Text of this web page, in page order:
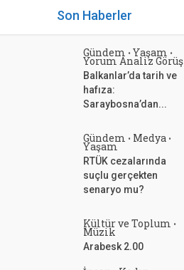
Son Haberler
Gündem • Yaşam •
Yorum Analiz Görüş
Balkanlar’da tarih ve
hafıza:
Saraybosna’dan...
Gündem • Medya •
Yaşam
RTÜK cezalarında
suçlu gerçekten
senaryo mu?
Kültür ve Toplum •
Müzik
Arabesk 2.00